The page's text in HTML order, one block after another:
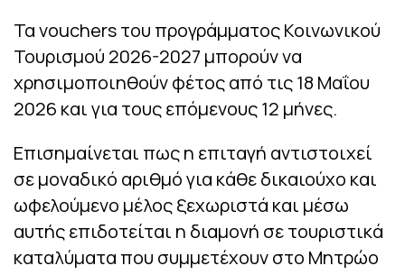
Τα vouchers του προγράμματος Κοινωνικού
Τουρισμού 2026-2027 μπορούν να
χρησιμοποιηθούν φέτος από τις 18 Μαΐου
2026 και για τους επόμενους 12 μήνες.
Επισημαίνεται πως η επιταγή αντιστοιχεί
σε μοναδικό αριθμό για κάθε δικαιούχο και
ωφελούμενο μέλος ξεχωριστά και μέσω
αυτής επιδοτείται η διαμονή σε τουριστικά
καταλύματα που συμμετέχουν στο Μητρώο